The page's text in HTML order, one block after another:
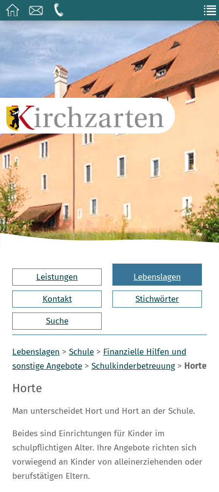
Leistungen Lebenslagen
Kontakt Stichwörter
Suche
Lebenslagen > Schule > Finanzielle Hilfen und
sonstige Angebote > Schulkinderbetreuung > Horte
Horte
Man unterscheidet Hort und Hort an der Schule.
Beides sind Einrichtungen für Kinder im
schulpflichtigen Alter. Ihre Angebote richten sich
vorwiegend an Kinder von alleinerziehenden oder
berufstätigen Eltern.